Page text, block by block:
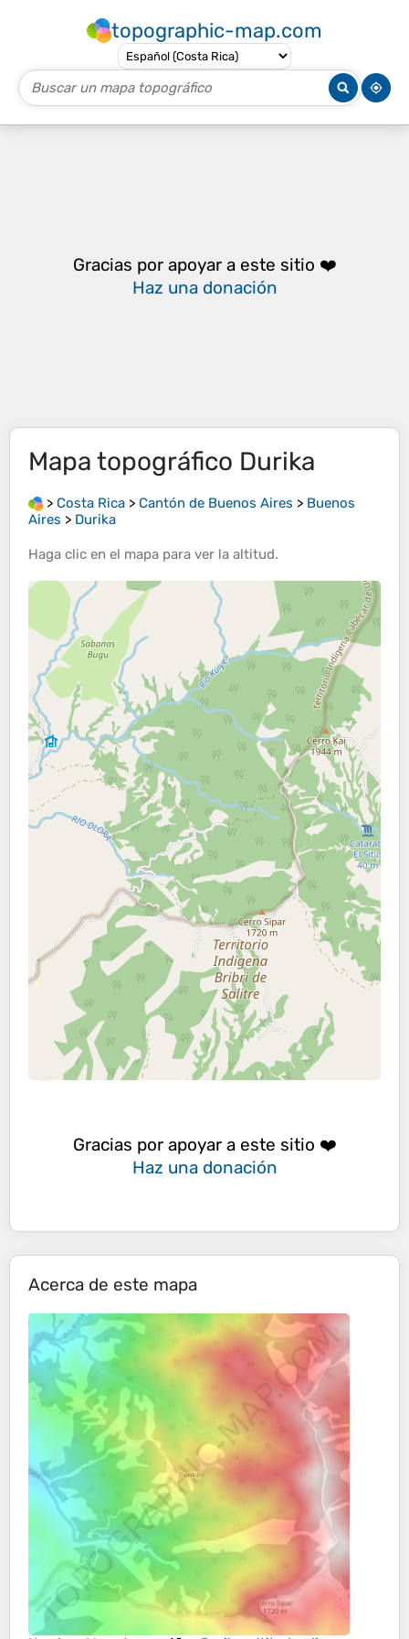
topographic-map.com
Gracias por apoyar a este sitio ❤️
Haz una donación
Mapa topográfico Durika
> Costa Rica > Cantón de Buenos Aires > Buenos
Aires > Durika
Haga clic en el mapa para ver la altitud.
Gracias por apoyar a este sitio ❤️
Haz una donación
Acerca de este mapa